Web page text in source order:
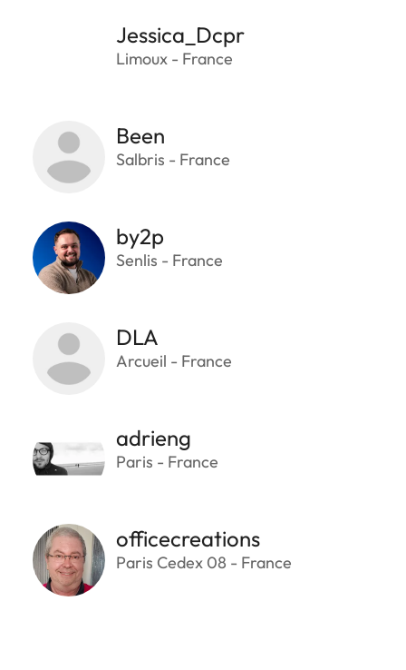
Jessica_Dcpr
Limoux - France
Been
Salbris - France
by2p
Senlis - France
DLA
Arcueil - France
adrieng
Paris - France
officecreations
Paris Cedex 08 - France